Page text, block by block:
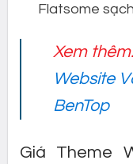
Flatsome
Xem
Website
BenTop
Giá Theme